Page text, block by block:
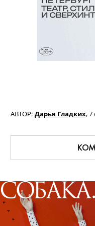
АВТОР: Дарья Гладких,7